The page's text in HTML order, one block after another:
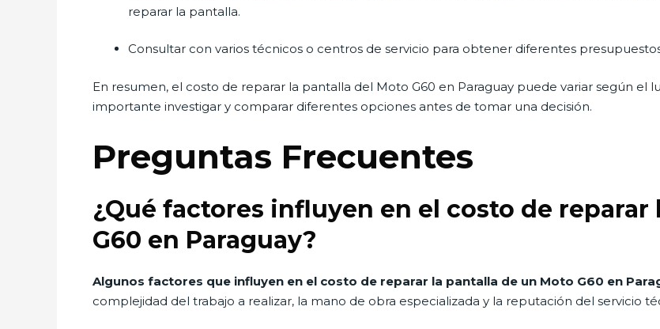
reparar la pantalla.
Consultar con varios técnicos o centros de servicio para obtener diferentes
En resumen, el costo de reparar la pantalla del Moto G60 en Paraguay puede variar según el
importante investigar y comparar diferentes opciones antes de tomar una decisión.
Preguntas Frecuentes
¿Qué factores influyen en el costo de
G60 en Paraguay?
Algunos factores que influyen en el costo de reparar la pantalla de un Moto G60 en
complejidad del trabajo a realizar, la mano de obra especializada y la reputación del servicio